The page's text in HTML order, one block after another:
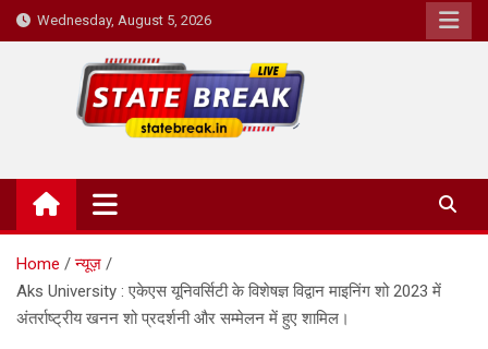
Skip
to
Wednesday, August 5, 2026
State Break
Home
न्यूज़
Aks University : एकेएस यूनिवर्सिटी के विशेषज्ञ विद्वान माइनिंग शो 2023 में
अंतर्राष्ट्रीय खनन शो प्रदर्शनी और सम्मेलन में हुए शामिल।